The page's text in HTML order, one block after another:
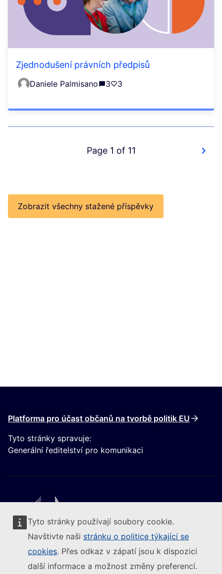
Tyto stránky používají soubory cookie.
Navštivte naši stránku o politice týkající se
cookies. Přes odkaz v zápatí jsou k dispozici
další informace a možnost změny preferencí.
Zjednodušení právních předpisů
Daniele Palmisano 3 3
Page 1 of 11
Zobrazit všechny stažené příspěvky
Platforma pro účast občanů na tvorbě politik EU
Tyto stránky spravuje:
Generální ředitelství pro komunikaci
Следвайте Европейската комисия
Kontakt(Externí odkaz)
Nahlásit zranitelnost IT (Externí odkaz)